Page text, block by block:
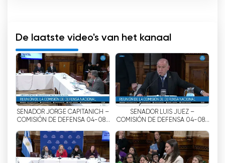
nieuws, interviews, documentaires en specials
Gebruikers kunnen de tv gratis op internet
bekijken via de officiële website van Senado
TV. Live programma's en opnames van eerdere
programma's zijn toegankelijk vanaf de site.
Daarnaast biedt het kanaal extra content
zoals informatie over Senaatszittingen, nieuws
en interviews.
Senado TV stelt gebruikers in staat om
De laatste video's van het kanaal
SENADOR JORGE CAPITANICH –
COMISIÓN DE DEFENSA 04-08-
SENADOR LUIS JUEZ –
COMISIÓN DE DEFENSA 04-08-